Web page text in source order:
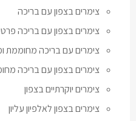
צימרים בצפון עם בריכה
צימרים בצפון עם בריכה
צימרים עם בריכה מחוממת
צימרים בצפון עם בריכה
צימרים יוקרתיים בצפון
צימרים בצפון לאלפיון עליון